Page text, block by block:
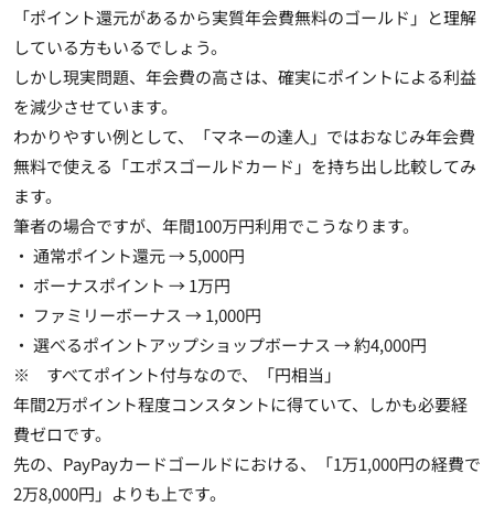
「ポイント還元があるから実質年会費無料のゴールド」と理解
している方もいるでしょう。
しかし現実問題、年会費の高さは、確実にポイントによる利益
を減少させています。
わかりやすい例として、「マネーの達人」ではおなじみ年会費
無料で使える「エポスゴールドカード」を持ち出し比較してみ
ます。
筆者の場合ですが、年間100万円利用でこうなります。
・ 通常ポイント還元 → 5,000円
・ ボーナスポイント → 1万円
・ ファミリーボーナス → 1,000円
・ 選べるポイントアップショップボーナス → 約4,000円
※ すべてポイント付与なので、「円相当」
年間2万ポイント程度コンスタントに得ていて、しかも必要経
費ゼロです。
先の、PayPayカードゴールドにおける、「1万1,000円の経費で
2万8,000円」よりも上です。